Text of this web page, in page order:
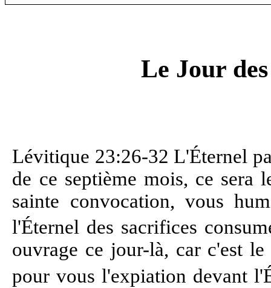
Le Jour
Lévitique 23:26-32 L'Éternel
de ce septième mois, ce sera
sainte convocation, vous
l'Éternel des sacrifices
ouvrage ce jour-là, car c'est
pour vous l'expiation devant